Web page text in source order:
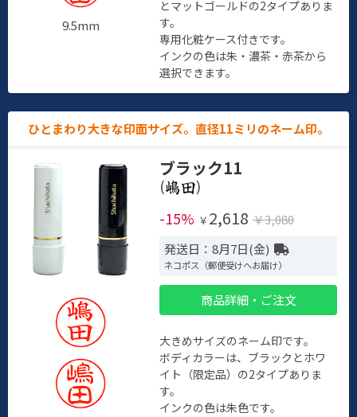
9.5mm
とマットゴールドの2タイプありま
す。
専用化粧ケース付きです。
インクの色は朱・濃茶・赤茶から
選択できます。
ひとまわり大きな印面サイズ。直径11ミリのネーム印。
ブラック11
(
)
-15% ￥ 2,618 ￥3,080
発送日：8月7日(金)
ネコポス（郵便受けへお届け）
商品詳細・ご注文
大きめサイズのネーム印です。
ボディカラーは、ブラックとホワ
イト（限定品）の2タイプありま
す。
インクの色は朱色です。